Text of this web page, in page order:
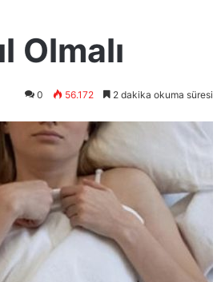
Olmalı
0 56.172 2 dakika okuma süresi